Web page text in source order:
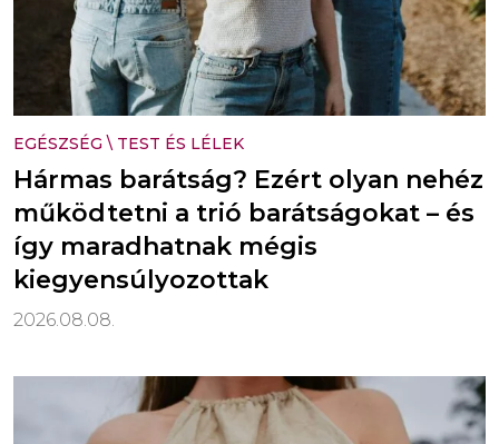
EGÉSZSÉG \ TEST ÉS LÉLEK
Hármas barátság? Ezért olyan nehéz
működtetni a trió barátságokat – és
így maradhatnak mégis
kiegyensúlyozottak
2026.08.08.